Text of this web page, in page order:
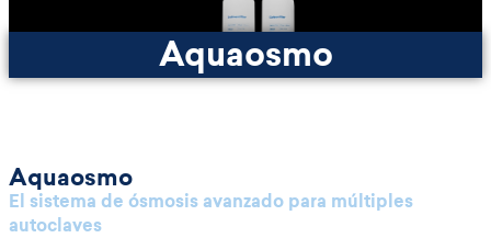
Aquaosmo
Aquaosmo
El sistema de ósmosis avanzado para múltiples
autoclaves